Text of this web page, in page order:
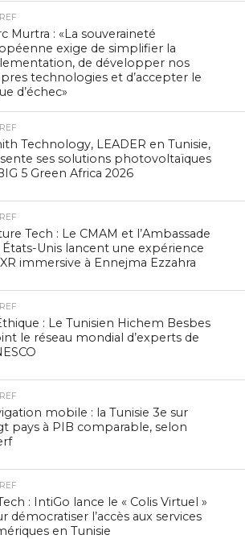
Murtra : «La souveraineté
exige de simplifier la
de développer nos
technologies et d’accepter le
d’échec»
Technology, LEADER en Tunisie,
ses solutions photovoltaïques
5 Green Africa 2026
Tech : Le CMAM et l’Ambassade
États-Unis lancent une expérience
immersive à Ennejma Ezzahra
: Le Tunisien Hichem Besbes
le réseau mondial d’experts de
mobile : la Tunisie 3e sur
pays à PIB comparable, selon
: IntiGo lance le « Colis Virtuel »
démocratiser l’accès aux services
en Tunisie